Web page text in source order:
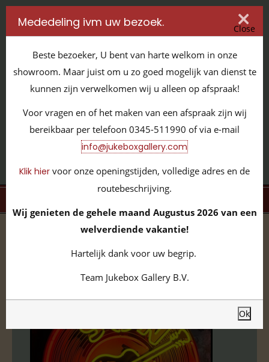
IT'S ALL ABOUT JUKEBOXES
GILDENSTRAAT 32 / 4143 HS LEERDAM / TEL:
0345 - 511990
INFO@JUKEBOXGALLERY.COM
volledige collectie / neon verlichting
Mededeling ivm uw bezoek. Close
Beste bezoeker, U bent van harte welkom in onze
showroom. Maar juist om u zo goed mogelijk van dienst te
kunnen zijn verwelkomen wij u alleen op afspraak!
Voor vragen en of het maken van een afspraak zijn wij
bereikbaar per telefoon 0345-511990 of via e-mail
info@jukeboxgallery.com
Klik hier voor onze openingstijden, volledige adres en de
routebeschrijving.
Wij genieten de gehele maand Augustus 2026 van een
welverdiende vakantie!
Hartelijk dank voor uw begrip.
Team Jukebox Gallery B.V.
Ok